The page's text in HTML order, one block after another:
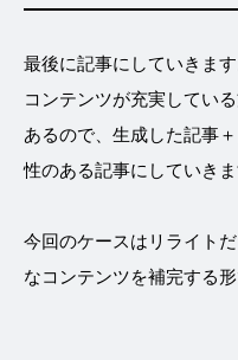
最後に記事にしていきます
コンテンツが充実してい
あるので、生成した記事
性のある記事にしていきま
今回のケースはリライト
なコンテンツを補完する